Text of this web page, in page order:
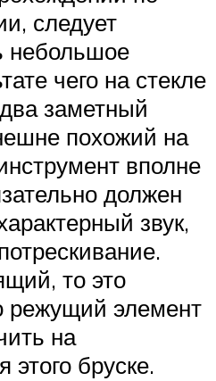
следует
небольшое
чего на стекле
заметный
похожий на
вполне
должен
звук,
то это
режущий элемент
на
бруске.